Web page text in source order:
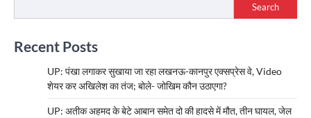
Search
Recent Posts
UP: पंखा लगाकर सुखाया जा रहा लखनऊ-कानपुर एक्सप्रेस वे, Video
शेयर कर अखिलेश का तंज; बोले- जोखिम कौन उठाएगा?
UP: अतीक अहमद के बेटे आबान समेत दो की हादसे में मौत, तीन घायल, जेल